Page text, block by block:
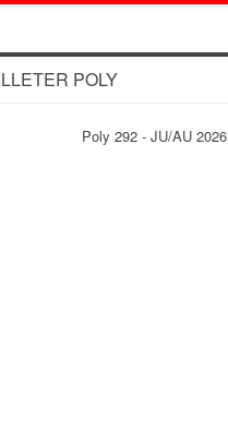
POLY
Poly 292 - JU/AU 2026